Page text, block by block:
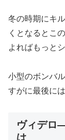
冬の時期にキ
くとなるとこ
よればもっと
小型のボンバ
すがに最後に
ヴィデロ
は